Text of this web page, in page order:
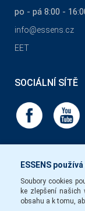
ESSENS
Soubory cookies
ke zlepšení našich
obsahu a k tomu,
po - pá 8:00 -
info@essens.cz
EET
SOCIÁLNÍ SÍTĚ